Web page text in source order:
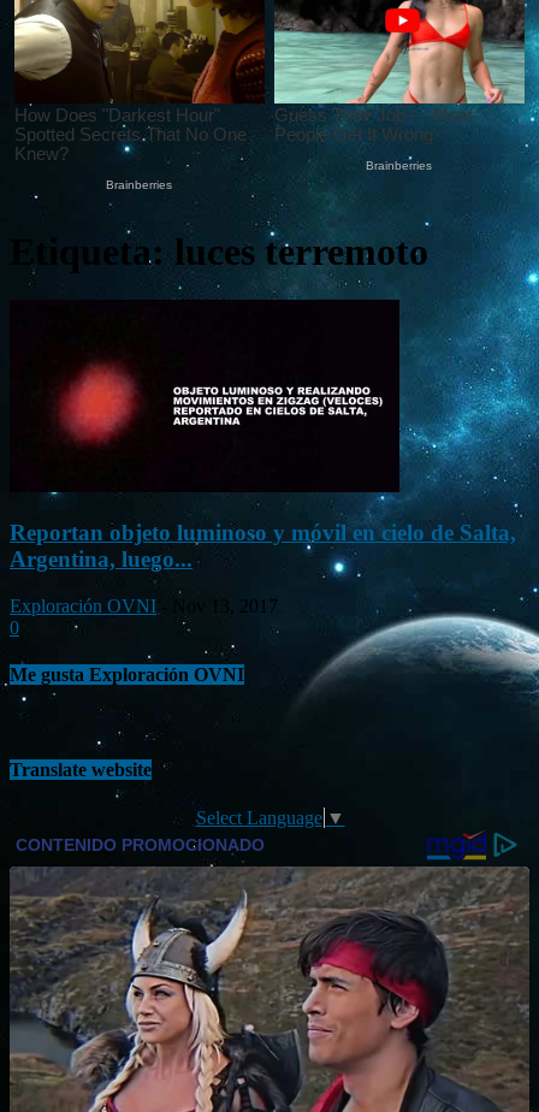
Etiqueta: luces terremoto
Reportan objeto luminoso y móvil en cielo de Salta,
Argentina, luego...
Exploración OVNI
Nov 13, 2017
0
Me gusta Exploración OVNI
Translate website
Select Language ▼